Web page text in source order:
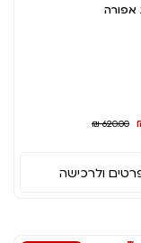
₪ 620.00
ולרכישה